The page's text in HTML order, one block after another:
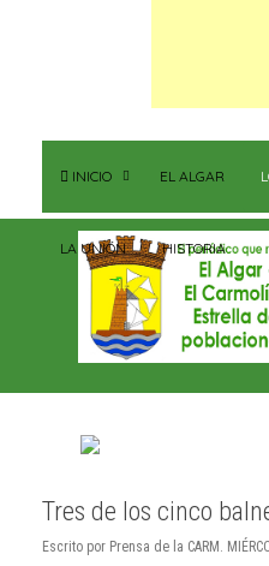
INICIO EL ALGAR
LA UNIÓN HISTORIA
Tres de los cinco
Escrito por Prensa de la CARM.